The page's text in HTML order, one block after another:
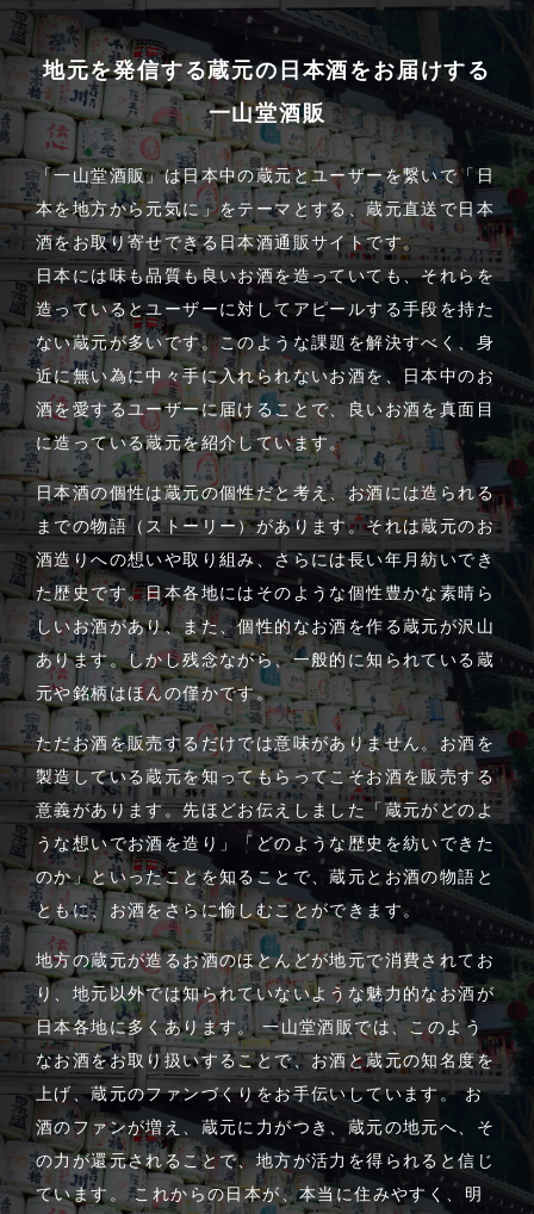
地元を発信する蔵元の日本酒をお届けする
一山堂酒販
「一山堂酒販」は日本中の蔵元とユーザーを繋いで「日
本を地方から元気に」をテーマとする、蔵元直送で日本
酒をお取り寄せできる日本酒通販サイトです。
日本には味も品質も良いお酒を造っていても、それらを
造っているとユーザーに対してアピールする手段を持た
ない蔵元が多いです。このような課題を解決すべく、身
近に無い為に中々手に入れられないお酒を、日本中のお
酒を愛するユーザーに届けることで、良いお酒を真面目
に造っている蔵元を紹介しています。
日本酒の個性は蔵元の個性だと考え、お酒には造られる
までの物語（ストーリー）があります。それは蔵元のお
酒造りへの想いや取り組み、さらには長い年月紡いでき
た歴史です。日本各地にはそのような個性豊かな素晴ら
しいお酒があり、また、個性的なお酒を作る蔵元が沢山
あります。しかし残念ながら、一般的に知られている蔵
元や銘柄はほんの僅かです。
ただお酒を販売するだけでは意味がありません。お酒を
製造している蔵元を知ってもらってこそお酒を販売する
意義があります。先ほどお伝えしました「蔵元がどのよ
うな想いでお酒を造り」「どのような歴史を紡いできた
のか」といったことを知ることで、蔵元とお酒の物語と
ともに、お酒をさらに愉しむことができます。
地方の蔵元が造るお酒のほとんどが地元で消費されてお
り、地元以外では知られていないような魅力的なお酒が
日本各地に多くあります。 一山堂酒販では、このよう
なお酒をお取り扱いすることで、お酒と蔵元の知名度を
上げ、蔵元のファンづくりをお手伝いしています。 お
酒のファンが増え、蔵元に力がつき、蔵元の地元へ、そ
の力が還元されることで、地方が活力を得られると信じ
ています。 これからの日本が、本当に住みやすく、明